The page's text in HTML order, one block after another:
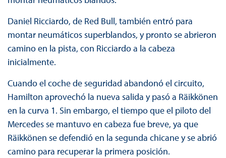
Daniel Ricciardo, de Red Bull, también entró para
montar neumáticos superblandos, y pronto se abrieron
camino en la pista, con Ricciardo a la cabeza
inicialmente.
Cuando el coche de seguridad abandonó el circuito,
Hamilton aprovechó la nueva salida y pasó a Räikkönen
en la curva 1. Sin embargo, el tiempo que el piloto del
Mercedes se mantuvo en cabeza fue breve, ya que
Räikkönen se defendió en la segunda chicane y se abrió
camino para recuperar la primera posición.